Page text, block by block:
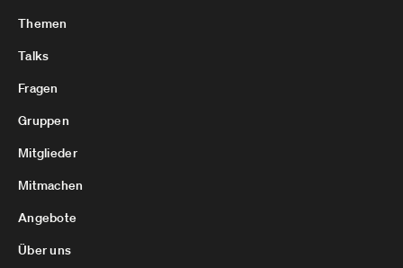
Themen
Talks
Fragen
Gruppen
Mitglieder
Mitmachen
Angebote
Über uns